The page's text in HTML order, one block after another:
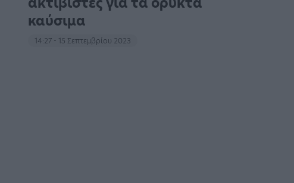
καύσιμα
14:27 - 15 Σεπτεμβρίου 2023